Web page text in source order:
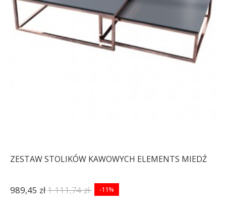
ZESTAW STOLIKÓW KAWOWYCH ELEMENTS MIEDŹ
989,45 zł1 111,74 zł -11%